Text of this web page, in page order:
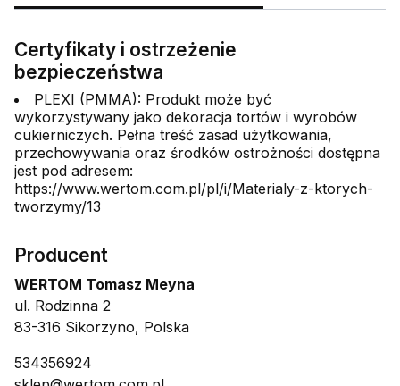
Certyfikaty i ostrzeżenie
bezpieczeństwa
PLEXI (PMMA): Produkt może być
wykorzystywany jako dekoracja tortów i wyrobów
cukierniczych. Pełna treść zasad użytkowania,
przechowywania oraz środków ostrożności dostępna
jest pod adresem:
https://www.wertom.com.pl/pl/i/Materialy-z-ktorych-
tworzymy/13
Producent
WERTOM Tomasz Meyna
ul. Rodzinna 2
83-316 Sikorzyno, Polska
534356924